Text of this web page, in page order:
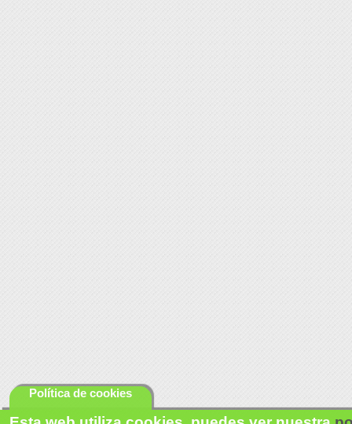
Política de cookies